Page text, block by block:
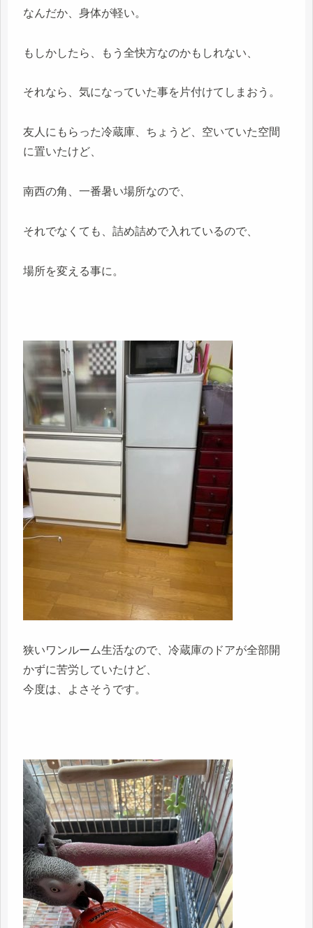
なんだか、身体が軽い。
もしかしたら、もう全快方なのかもしれない、
それなら、気になっていた事を片付けてしまおう。
友人にもらった冷蔵庫、ちょうど、空いていた空間
に置いたけど、
南西の角、一番暑い場所なので、
それでなくても、詰め詰めで入れているので、
場所を変える事に。
狭いワンルーム生活なので、冷蔵庫のドアが全部開
かずに苦労していたけど、
今度は、よさそうです。